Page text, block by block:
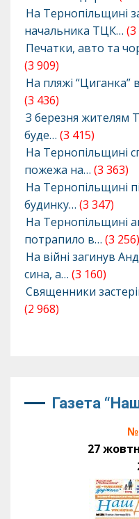
На Тернопільщині
начальника ТЦК… (3
Печатки, авто та
(3 909)
На пляжі “Циганка”
(3 436)
З березня жителям
буде… (3 415)
На Тернопільщині
пожежа на… (3 363)
На Тернопільщині
будинку… (3 347)
На Тернопільщині
потрапило в… (3 256)
На війні загинув
сина, а… (3 160)
Священники
(2 968)
Газета
27